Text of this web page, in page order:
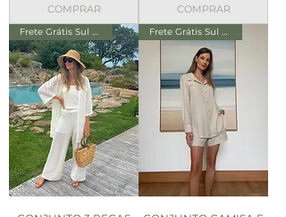
COMPRAR COMPRAR
Frete Grátis Sul e Sudeste Frete Grátis Sul e Sudeste